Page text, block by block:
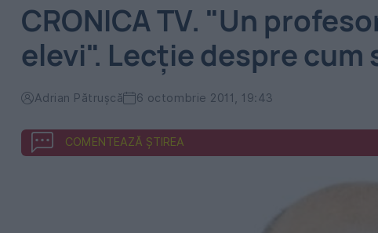
CRONICA TV. "Un
elevi". Lecţie despre
Adrian Pătrușcă 6 octombrie 2011, 19:43
COMENTEAZĂ ȘTIREA